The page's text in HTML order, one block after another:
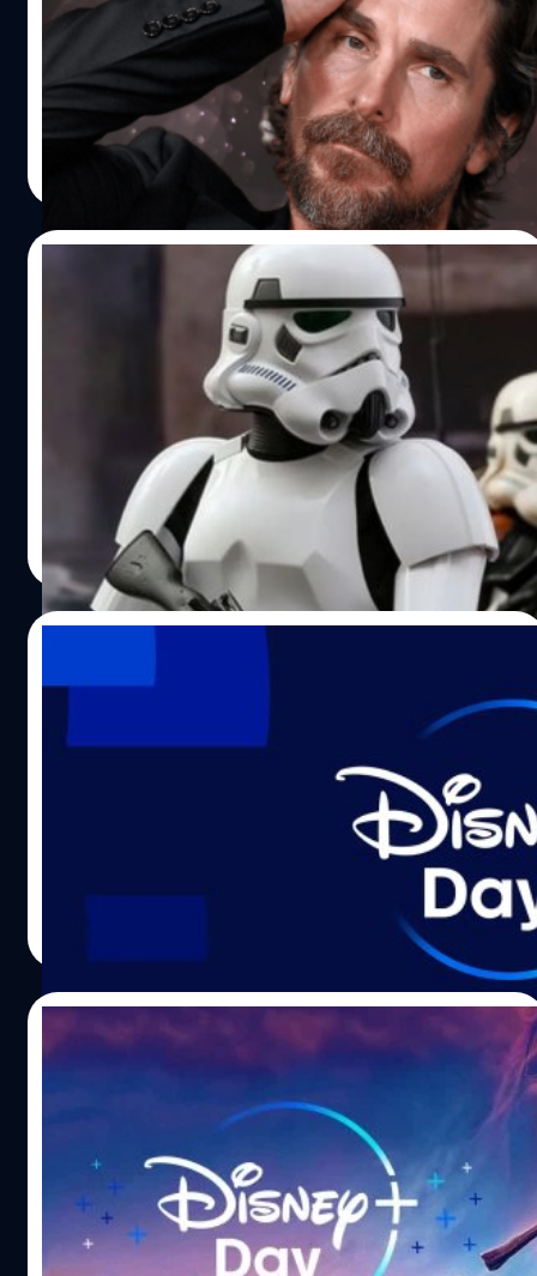
นักแสดงผู้เคยรับบทเป็นตัวร้ายใน 'Thor: Love and Thunder'
อย่าง คริสเตียน เบล (Christian Bale) ได้ออกมาระบายความ
รู้สึกเกี่ยวกับอาชีพนักแสดงของเขาว่า เขาอยากเกษียณออก
จากการเป็นนักแสดง เพราะเขามีความสุขในการทำอย่างอื่นที่
ไม่ใช่การแสดงและจะขอบคุณมากถ้าเกษียณได้ตอนนี้เลย
เบลให้สัมภาษณ์กับ GQ เกี่ยวกับเรื่องนี้ว่า "ถ้าเกษียณได้ตอนนี้
ผมจะยินดีอย่างยิ่งเลย ผมคิดมาตลอดเลยว่า 'เมื่อไหร่เรื่องนี้
จะจบลง? มันต้องจบลงได้เสียที' ผมชอบทำสิ่งที่ไม่เกี่ยวกับ
การถ่ายหนัง และผมพบว่าตัวเองมีความสุขมากที่ไม่ต้องแต่ง
ตัวและไม่ต้องแสร้งทำเป็นตัวตนคนอื่น (บทตัวละคร) เป็นเวลา
นาน" "มันเป็นเวลาหลายปี ที่ผมรู้สึกเสียใจ คุณรู้ไหม ผมไม่ได้
อยู่ในภาพลวงตาเกี่ยวกับความจริงที่ว่า เหตุผลเดียวที่ผมได้
รับความสนใจหรือรู้สึกว่ามีประโยชน์ในโลกนี้ คือเมื่อผมแสร้ง
เป็นตัวตนอื่น (บทตัวละคร) ที่ไม่ใช่ตัวตนตัวเองใช่ไหม นั่นเป็น
เหตุผลที่การสัมภาษณ์ เป็นสิ่งที่แปลกเพราะผมชอบมัน เดี๋ยว
ก่อนนะ พูดแบบนี้ ผมจะตกงานเอาน่ะสิ” โดยเหตุผลที่เบลพูด
เช่นนี้เป็นเพราะว่า เบลในอดีตนั้นเข้าวงการนักแสดงมาตั้งแต่
อายุ 11 ในเรื่อง 'Empire of the Sun' หลังจากที่เขารับบทนี้ไป
จนได้มีชื่อเสียง เขาก็ตระหนักได้ถึงความจริงว่า รายได้จาก
การแสดงของเขามากพอที่จะเลี้ยงดูครอบครัวได้ จึงไม่มีทาง
เลือกที่จะรับบทนักแสดงต่อไป เพื่อหาเลี้ยงชีพ สุดท้ายสิ่งที่
เบลอยากจะสื่อให้เราได้ทราบคือ ตั้งแต่ที่เขาเข้าวงการนัก
แสดงมา ผู้คนอาจไม่ได้รู้เลยว่าตัวตนจริง ๆ ของเขานั้นเป็นคน
เช่นไร จากที่เขาแสดงมาตั้งแต่ยังเด็ก ทำให้ผู้คนจดจำบทตัว
ปัญญา เสือสิงห์ | 1398 days ago
Christian Bale เผย ฝันอยากจะเล่นเป็นส
ตอร์มทรูปเปอร์ใน ‘Star Wars’
คริสเตียน เบล (Christian Bale) ถือเป็นนักแสดงระดับออสกา
ร์ ที่มีผลงานดังมากมายหลายเรื่อง ไม่ว่าจะเป็นการรับบทแบท
แมนของฝั่ง DC รวมถึงบทบาทล่าสุด อย่างการเป็นตัวร้าย
Gorr the God Butcher ในเรื่อง ‘Thor: Love & Thunder’ แม้
จะเคยรับบทใหญ่ ๆ มานักต่อนักแล้ว แต่ตัวเบลก็มีจักรวาล
หนังที่เขาอยากมีส่วนร่วมสักครั้งในชีวิตด้วย นั่นก็คือจักรวาล
'Star Wars' ซึ่งเบลได้ออกมาให้สัมภาษณ์เกี่ยวกับเรื่องนี้ รวม
ถึงเปิดเผยบทบาทในฝันที่เขาอยากจะเล่นในแฟรนไชส์นี้ด้วย
“ทั้งหมดที่ผมอยากได้จาก 'Star Wars' ก็แค่การได้ใส่ชุด 'Star
ผ่าน เหล่าเนิร์ดตัวจริงที่ดู 'Star Wars' มาหลายรอบจะรู้ดีว่า
มันมีฉากหนึ่งที่หัวของสตอร์มทรูปเปอร์ ชนเข้ากับประตูตอนที่
เขาเดินผ่าน ผมอยากเป็นแบบเขาบ้าง แค่นั้นแหละครับ” "คือ
ถ้าผมโชคดีพอมันก็อาจจะเกิดขึ้นนะ ผมรู้จัก เคที เคนเนดี
(Kathy Kennedy) เป็นอย่างดีเพราะเธอเคยทำงานร่วมกับ ส
ปีลเบิร์ก (Steven Spielberg) ในตอนที่ผมกำลังถ่ายหนังเรื่อง
ลลิตา คงสด| 1404 days ago
Read More
Thor 4 นำทัพหนัง/ซีรีส์ใหม่ฉลอง Disney+
Hotstar Day เตรียมสตรีมพร้อมกัน 8 ก.ย. นี้
Disney+ Hotstar สตรีมมิ่งจากสตูดิโอชื่อดังอย่าง ดิสนีย์
(Disney) เตรียมฉลอง Disney+ Hotstar Day ในวันที่ 8
กันยายน 2022 ที่จะถึงนี้ พร้อมเนื้อหาสุดเอกซ์คลูซีฟ จากทั้ง
ดิสนีย์เอง และสตูดิโอในเครือ อาทิ พิกซาร์ (Pixar), มาร์เวล
(Marvel), สตาร์ วอร์ส (Star Wars), เนชั่นแนล จีโอกราฟิก
ศุภกานต์ เหล่ารัตนกุล| 1445 days ago
22/08/2022
รอเลย!! Thor: Love and Thunder สตรีม
พร้อมกันบน Disney+ 8 ก.ย. นี้ ฉลอง
ใครที่รอดูย้อนหลังกันอยู่สำหรับภาพยนตร์ฟอร์มยักษ์ 'ธอร์:
ด้วยรักและอัสนี (Thor: Love and Thunder)' ภาพยนตร์เรื่อง
ล่าสุดจากทาง 'มาร์เวล สตูดิโอส์ (Marvel Studios)' ล่าสุดวัน
นี้ (22 สิงหาคม 2022) ทาง Disney+ สตรีมมิ่งแหล่งรวม